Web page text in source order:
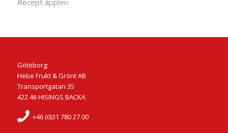
Recept äpplen
Göteborg:
Hebe Frukt & Grönt AB
Transportgatan 35
422 46 HISINGS BACKA
+46 (0)31 780 27 00